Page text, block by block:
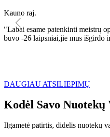
Kauno raj.
"Labai esame patenkinti meistrų
buvo -26 laipsniai,jie mus išgirdo
DAUGIAU ATSILIEPIMŲ
Kodėl Savo
Ilgametė patirtis, didelis nuotekų